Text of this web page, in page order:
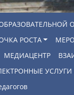
РОСТА
МЕДИАЦЕНТР